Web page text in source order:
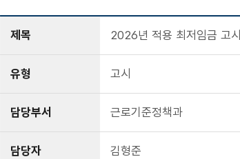
제목 2026년 적용 최저임금 고시
유형 고시
담당부서 근로기준정책과
담당자 김형준